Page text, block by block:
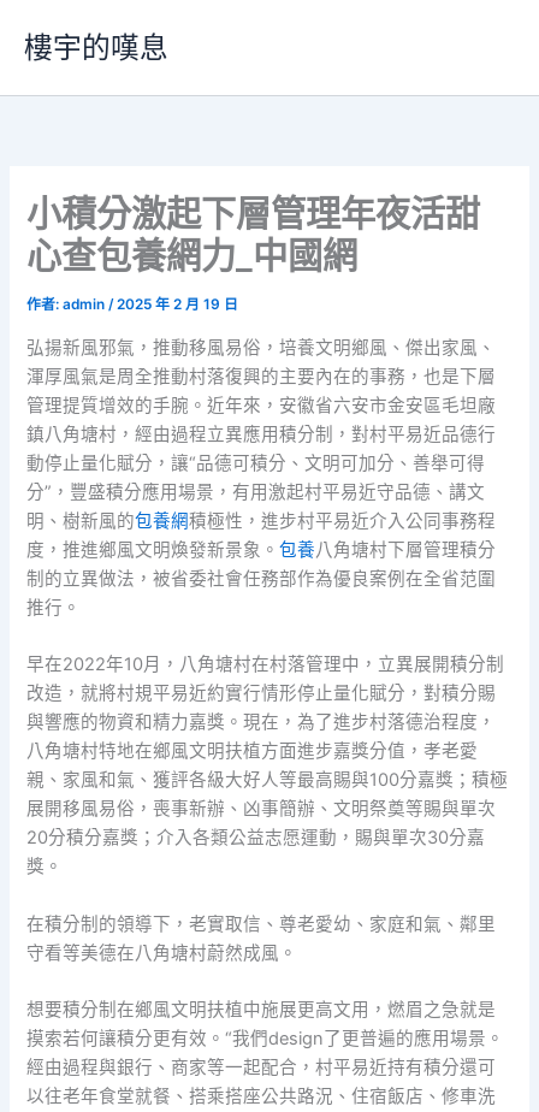
要
樓宇的嘆息
小積分激起下層管理年夜活甜
心查包養網力_中國網
作者:admin/2025 年 2 月 19 日
弘揚新風邪氣，推動移風易俗，培養文明鄉風、傑出家風、
渾厚風氣是周全推動村落復興的主要內在的事務，也是下層
管理提質增效的手腕。近年來，安徽省六安市金安區毛坦廠
鎮八角塘村，經由過程立異應用積分制，對村平易近品德行
動停止量化賦分，讓“品德可積分、文明可加分、善舉可得
分”，豐盛積分應用場景，有用激起村平易近守品德、講文
明、樹新風的包養網積極性，進步村平易近介入公同事務程
度，推進鄉風文明煥發新景象。包養八角塘村下層管理積分
制的立異做法，被省委社會任務部作為優良案例在全省范圍
推行。
早在2022年10月，八角塘村在村落管理中，立異展開積分制
改造，就將村規平易近約實行情形停止量化賦分，對積分賜
與響應的物資和精力嘉獎。現在，為了進步村落德治程度，
八角塘村特地在鄉風文明扶植方面進步嘉獎分值，孝老愛
親、家風和氣、獲評各級大好人等最高賜與100分嘉獎；積極
展開移風易俗，喪事新辦、凶事簡辦、文明祭奠等賜與單次
20分積分嘉獎；介入各類公益志愿運動，賜與單次30分嘉
獎。
在積分制的領導下，老實取信、尊老愛幼、家庭和氣、鄰里
守看等美德在八角塘村蔚然成風。
想要積分制在鄉風文明扶植中施展更高文用，燃眉之急就是
摸索若何讓積分更有效。“我們design了更普遍的應用場景。
經由過程與銀行、商家等一起配合，村平易近持有積分還可
以往老年食堂就餐、搭乘搭座公共路況、住宿飯店、修車洗